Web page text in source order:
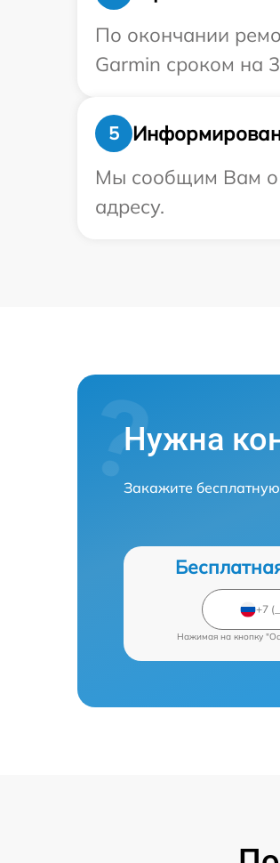
По окончании
Garmin сроком на
5
Мы сообщим Вам о
адресу.
Нужна
Закажите
Нажимая на кнопку